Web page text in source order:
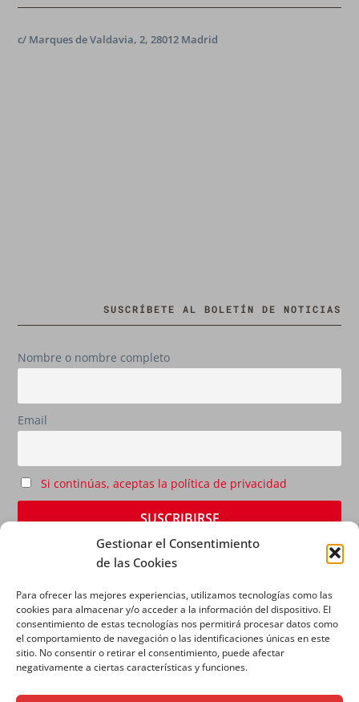
Gestionar el Consentimiento
de las Cookies
Para ofrecer las mejores experiencias, utilizamos tecnologías como las
cookies para almacenar y/o acceder a la información del dispositivo. El
consentimiento de estas tecnologías nos permitirá procesar datos como
el comportamiento de navegación o las identificaciones únicas en este
sitio. No consentir o retirar el consentimiento, puede afectar
negativamente a ciertas características y funciones.
c/ Marques de Valdavia, 2, 28012 Madrid
SUSCRÍBETE AL BOLETÍN DE NOTICIAS
Nombre o nombre completo
Email
Si continúas, aceptas la política de privacidad
AVISO LEGAL|POLÍTICA DE PRIVACIDAD|